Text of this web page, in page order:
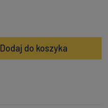
Dodaj do koszyka